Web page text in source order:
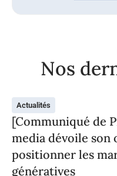
Nos
Actualités
[Communiqué de
media dévoile son
positionner les
génératives